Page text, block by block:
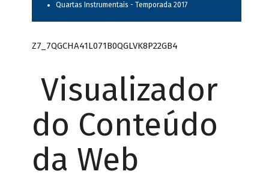
Quartas Instrumentais - Temporada 2017
Z7_7QGCHA41L071B0QGLVK8P22GB4
Visualizador
do Conteúdo
da Web